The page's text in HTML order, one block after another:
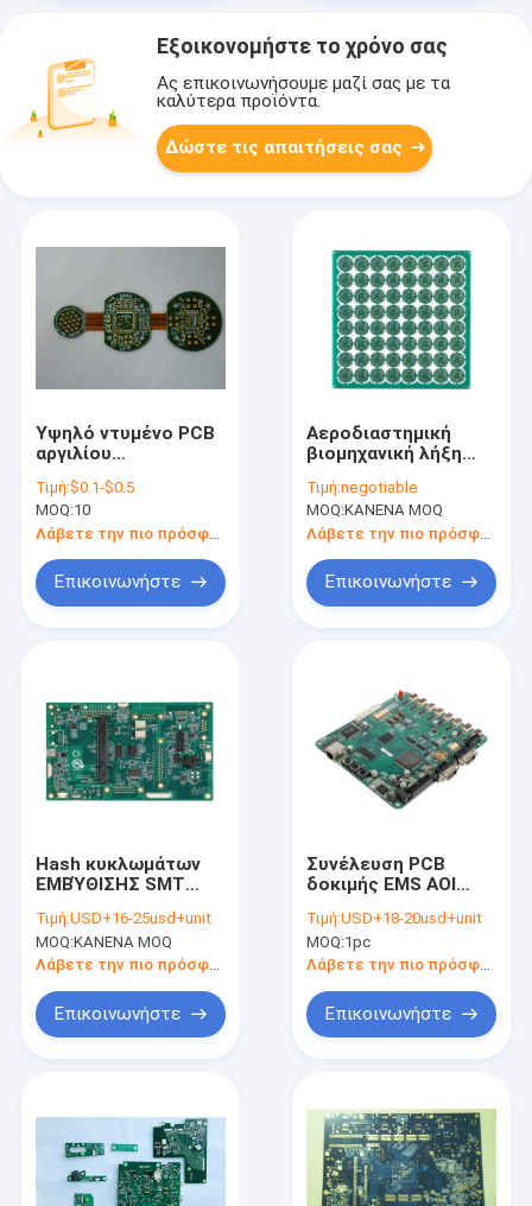
Προϊόντα
Περίπου εμείς
Εξοικονομήστε το χρόνο σας
Ας επικοινωνήσουμε μαζί σας με τα
καλύτερα προϊόντα.
Δώστε τις απαιτήσεις σας
Υψηλό ντυμένο PCB
αργιλίου
PCB Tg Fr4 pi
άκαμπτο ευκίνητο
Τιμή:$0.1-$0.5
MOQ:10
Λάβετε την πιο πρόσφατη τιμή
Επικοινωνήστε
Αεροδιαστημική
βιομηχανική λήξη
ENIG PCB ODM cOem
Τιμή:negotiable
MOQ:ΚΑΝΕΝΑ MOQ
Επικοινωνήστε
Hash κυκλωμάτων
ΕΜΒΎΘΙΣΗΣ SMT
βύθισης
συνελεύσεων PCB
πινάκων EMS
Τιμή:USD+16-25usd+unit
MOQ:ΚΑΝΕΝΑ MOQ
Λάβετε την πιο πρόσφατη τιμή
Επικοινωνήστε
Συνέλευση PCB
δοκιμής EMS AOI
ομιλητών Bluetooth
Τιμή:USD+18-20usd+unit
MOQ:1pc
Λάβετε την πιο πρόσφατη τιμή
Επικοινωνήστε